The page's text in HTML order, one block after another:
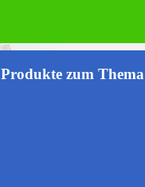
Produkte zum Thema